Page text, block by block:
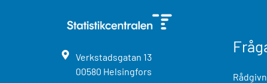
Verkstadsgatan 13
00580 Helsingfors